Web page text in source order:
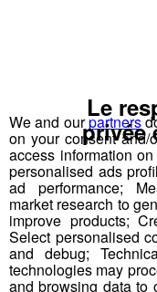
Déstination été !
entrées pour un
Inscription par
participer aux 2
Appelez le
Pour cette semaine
et la personne
ALPES!
We and ourpartners
on your consent and/
access information
personalised ads
ad performance;
market research to
improve products;
Select personalised
and debug;
technologies may
and browsing data to
Le
privée